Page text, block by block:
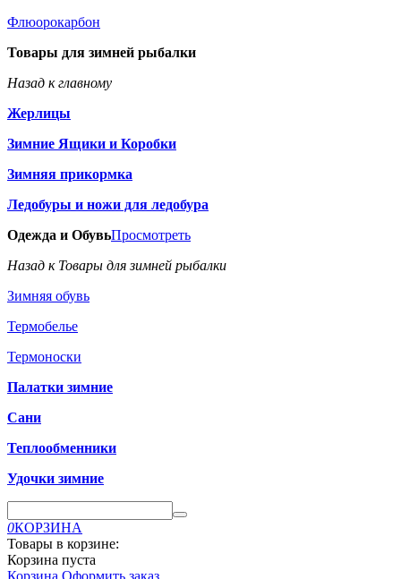
Флюорокарбон
Товары для зимней рыбалки
Назад к главному
Жерлицы
Зимние Ящики и Коробки
Зимняя прикормка
Ледобуры и ножи для ледобура
Одежда и ОбувьПросмотреть
Назад к Товары для зимней рыбалки
Зимняя обувь
Термобелье
Термоноски
Палатки зимние
Сани
Теплообменники
Удочки зимние
0КОРЗИНА
Товары в корзине:
Корзина пуста
Корзина Оформить заказ